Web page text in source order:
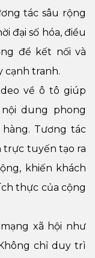
tác sâu rộng
đại số hóa, điều
để kết nối và
cạnh tranh.
về ô tô giúp
dung phong
Tương tác
trực tuyến tạo ra
khiến khách
thực của cộng
xã hội như
chỉ duy trì